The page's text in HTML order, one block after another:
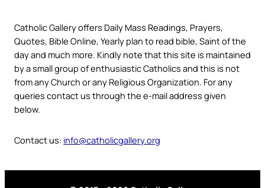
Catholic Gallery offers Daily Mass Readings, Prayers,
Quotes, Bible Online, Yearly plan to read bible, Saint of the
day and much more. Kindly note that this site is maintained
by a small group of enthusiastic Catholics and this is not
from any Church or any Religious Organization. For any
queries contact us through the e-mail address given
below.
Contact us: info@catholicgallery.org